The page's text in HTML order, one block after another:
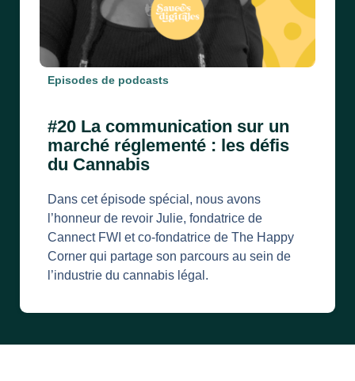
Episodes de podcasts
#20 La communication sur un
marché réglementé : les défis
du Cannabis
Dans cet épisode spécial, nous avons
l’honneur de revoir Julie, fondatrice de
Cannect FWI et co-fondatrice de The Happy
Corner qui partage son parcours au sein de
l’industrie du cannabis légal.